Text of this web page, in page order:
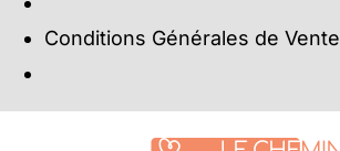
Conditions Générales de Vente